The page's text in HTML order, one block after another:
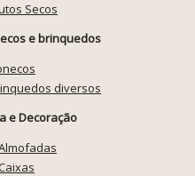
Secos
e brinquedos
diversos
e Decoração